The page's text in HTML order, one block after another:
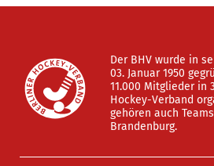
Der BHV wurde in
03. Januar 1950
11.000 Mitglieder in
Hockey-Verband
gehören auch
Brandenburg.